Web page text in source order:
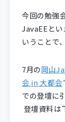
今回の勉強
JavaEEと
いうことで
7月の岡山
会 in 大都会
での登壇に
登壇資料は